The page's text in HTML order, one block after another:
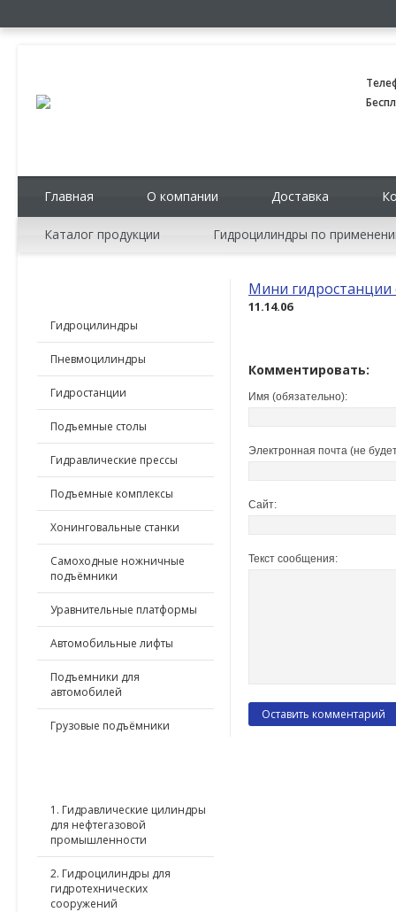
Главная О компании Доставка
Каталог продукции Гидроцилиндры по
Мини гидростанции
11.14.06
Комментировать:
Имя (обязательно):
Электронная почта (не
Сайт:
Текст сообщения:
Гидроцилиндры
Пневмоцилиндры
Гидростанции
Подъемные столы
Гидравлические прессы
Подъемные комплексы
Хонинговальные станки
Самоходные ножничные
подъёмники
Уравнительные платформы
Автомобильные лифты
Подъемники для
автомобилей
Грузовые подъёмники
1. Гидравлические цилиндры
для нефтегазовой
промышленности
2. Гидроцилиндры для
гидротехнических
сооружений